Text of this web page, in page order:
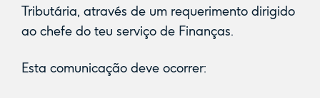
Tributária, através de um requerimento dirigido
ao chefe do teu serviço de Finanças.
Esta comunicação deve ocorrer: